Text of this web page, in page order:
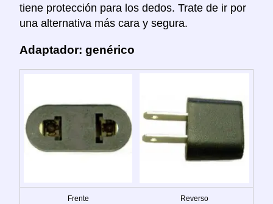
tiene protección para los dedos. Trate de ir por
una alternativa más cara y segura.
Adaptador: genérico
Frente Reverso